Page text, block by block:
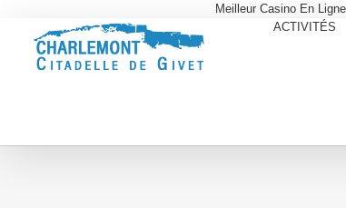
Meilleur Casino En Ligne
ACTIVITÉS